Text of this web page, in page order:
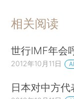
相关阅读
世行IMF年会
2012年10月11日
日本对中方